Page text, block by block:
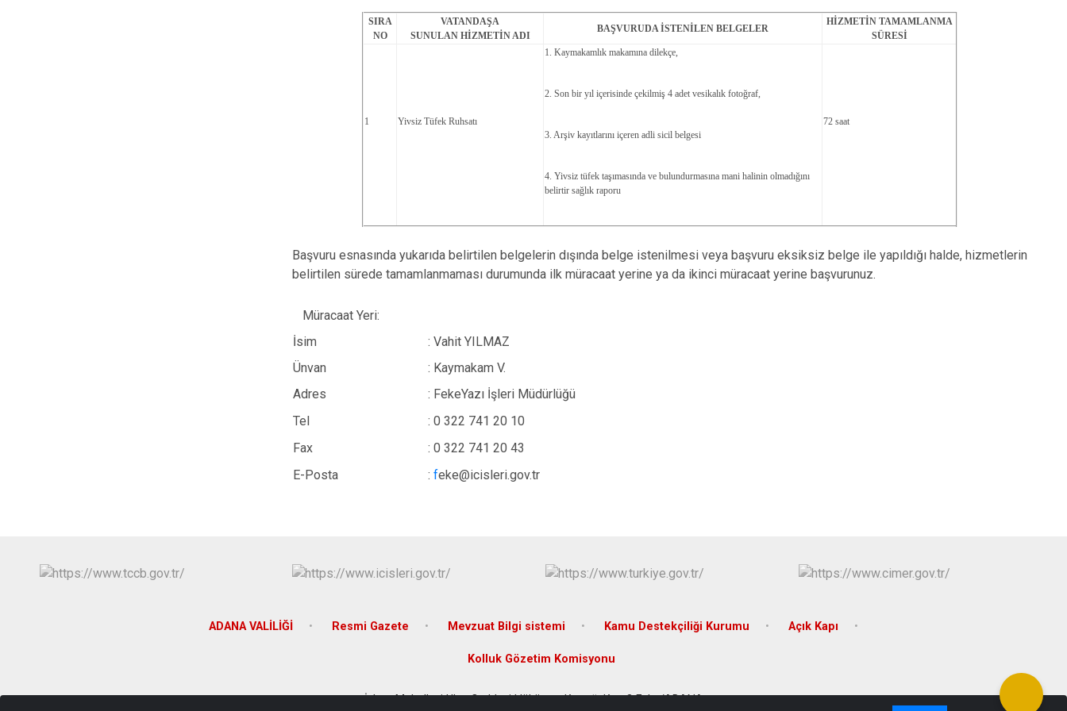
Karataş
Sarıçam
Çukurova
SIRA
NO
VATANDAŞA
SUNULAN HİZMETİN ADI
BAŞVURUDA İSTENİLEN BELGELER
HİZMETİN TAMAMLANMA
SÜRESİ
1 Yivsiz Tüfek Ruhsatı
1. Kaymakamlık makamına dilekçe,
2. Son bir yıl içerisinde çekilmiş 4 adet vesikalık fotoğraf,
3. Arşiv kayıtlarını içeren adli sicil belgesi
4. Yivsiz tüfek taşımasında ve bulundurmasına mani halinin olmadığını
belirtir sağlık raporu
72 saat
Başvuru esnasında yukarıda belirtilen belgelerin dışında belge istenilmesi veya başvuru eksiksiz belge ile yapıldığı halde, hizmetlerin
belirtilen sürede tamamlanmaması durumunda ilk müracaat yerine ya da ikinci müracaat yerine başvurunuz.
Müracaat Yeri:
İsim
: Vahit YILMAZ
Ünvan
: Kaymakam V.
Adres
: FekeYazı İşleri Müdürlüğü
Tel
: 0 322 741 20 10
Fax
: 0 322 741 20 43
E-Posta
:feke@icisleri.gov.tr
ADANA VALİLİĞİ Resmi Gazete Mevzuat Bilgi sistemi Kamu Destekçiliği Kurumu Açık Kapı
Kolluk Gözetim Komisyonu
İslam Mahallesi Ulus Caddesi Hükümet Konağı Kat :3 Feke/ADANA